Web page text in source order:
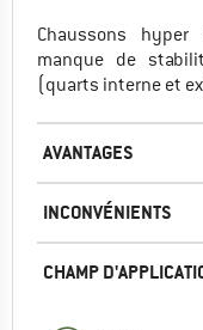
Chaussons
manque de
(quarts interne et
AVANTAGES
INCONVÉNIENTS
CHAMP